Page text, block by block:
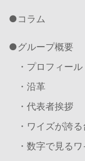
コラム
グループ概要
・プロフィール
・沿革
・代表者挨拶
・ワイズが誇
・数字で見る